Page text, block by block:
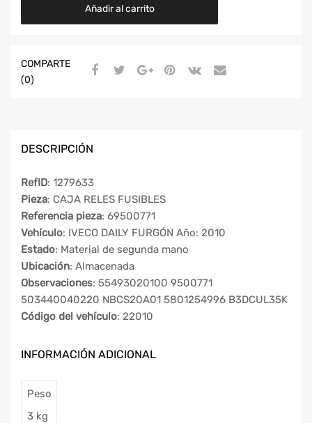
Añadir al carrito
COMPARTE
(0)
DESCRIPCIÓN
RefID: 1279633
Pieza: CAJA RELES FUSIBLES
Referencia pieza: 69500771
Vehículo: IVECO DAILY FURGÓN Año: 2010
Estado: Material de segunda mano
Ubicación: Almacenada
Observaciones: 55493020100 9500771
503440040220 NBCS20A01 5801254996 B3DCUL35K
Código del vehículo: 22010
INFORMACIÓN ADICIONAL
Peso
3 kg